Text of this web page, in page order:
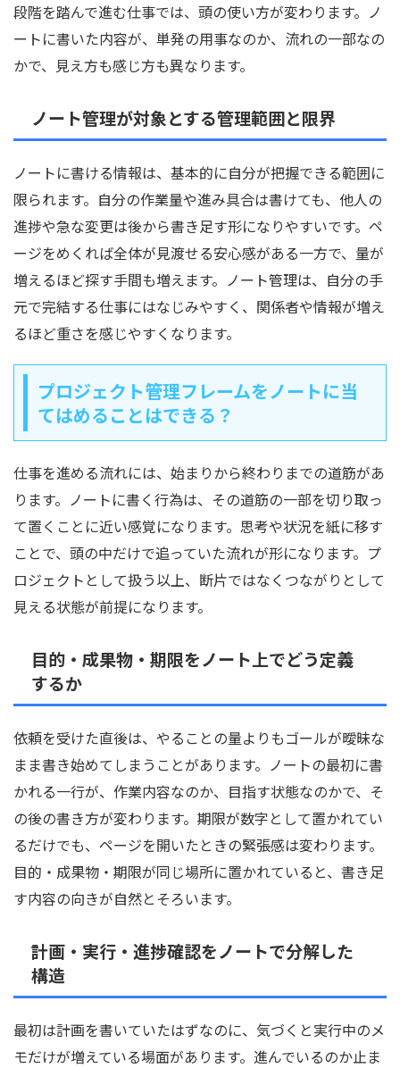
段階を踏んで進む仕事では、頭の使い方が変わります。ノ
ートに書いた内容が、単発の用事なのか、流れの一部なの
かで、見え方も感じ方も異なります。
ノート管理が対象とする管理範囲と限界
ノートに書ける情報は、基本的に自分が把握できる範囲に
限られます。自分の作業量や進み具合は書けても、他人の
進捗や急な変更は後から書き足す形になりやすいです。ペ
ージをめくれば全体が見渡せる安心感がある一方で、量が
増えるほど探す手間も増えます。ノート管理は、自分の手
元で完結する仕事にはなじみやすく、関係者や情報が増え
るほど重さを感じやすくなります。
プロジェクト管理フレームをノートに当
てはめることはできる？
仕事を進める流れには、始まりから終わりまでの道筋があ
ります。ノートに書く行為は、その道筋の一部を切り取っ
て置くことに近い感覚になります。思考や状況を紙に移す
ことで、頭の中だけで追っていた流れが形になります。プ
ロジェクトとして扱う以上、断片ではなくつながりとして
見える状態が前提になります。
目的・成果物・期限をノート上でどう定義
するか
依頼を受けた直後は、やることの量よりもゴールが曖昧な
まま書き始めてしまうことがあります。ノートの最初に書
かれる一行が、作業内容なのか、目指す状態なのかで、そ
の後の書き方が変わります。期限が数字として置かれてい
るだけでも、ページを開いたときの緊張感は変わります。
目的・成果物・期限が同じ場所に置かれていると、書き足
す内容の向きが自然とそろいます。
計画・実行・進捗確認をノートで分解した
構造
最初は計画を書いていたはずなのに、気づくと実行中のメ
モだけが増えている場面があります。進んでいるのか止ま